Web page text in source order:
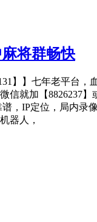
将群畅快
】】七年老平台，
信就加【8826237
，IP定位，局内录
器人，